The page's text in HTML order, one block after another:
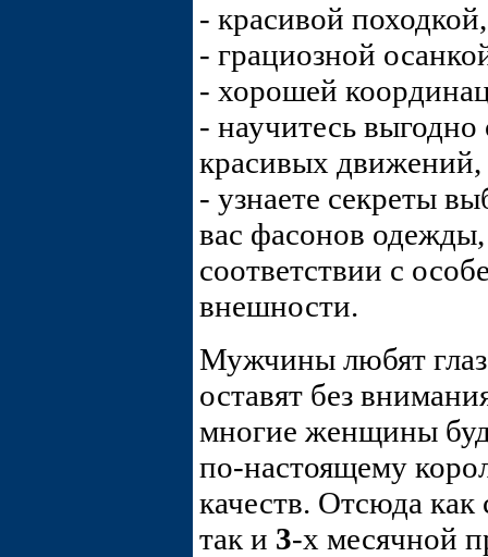
- красивой походкой,
- грациозной
- хорошей
- научитесь выгодно
красивых движений,
- узнаете секреты
вас фасонов
соответствии с
внешности.
Мужчины любят
оставят без
многие женщины
по-настоящему
качеств. Отсюда как
так и 3-х месячной